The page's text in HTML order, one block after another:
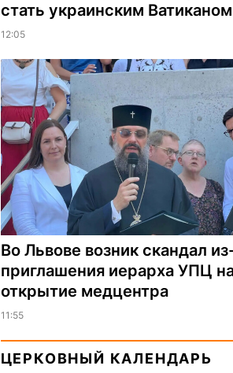
стать украинским Ватиканом
12:05
Во Львове возник скандал
приглашения иерарха УПЦ
открытие медцентра
11:55
ЦЕРКОВНЫЙ КАЛЕНДАРЬ